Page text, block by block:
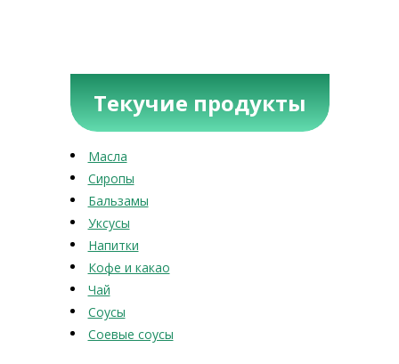
Текучие продукты
Масла
Сиропы
Бальзамы
Уксусы
Напитки
Кофе и какао
Чай
Соусы
Соевые соусы